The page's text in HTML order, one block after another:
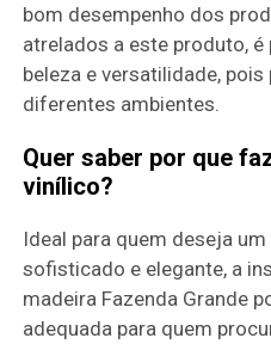
bom desempenho dos
atrelados a este produto,
beleza e versatilidade,
diferentes ambientes.
Quer saber por que
vinílico?
Ideal para quem deseja
sofisticado e elegante, a
madeira Fazenda Grande
adequada para quem